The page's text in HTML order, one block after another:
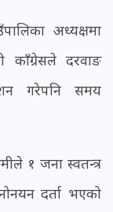
अध्यक्षमा
काँग्रेसले दरवाङ
गरेपनि समय
१ जना स्वतन्त्र
दर्ता भएको